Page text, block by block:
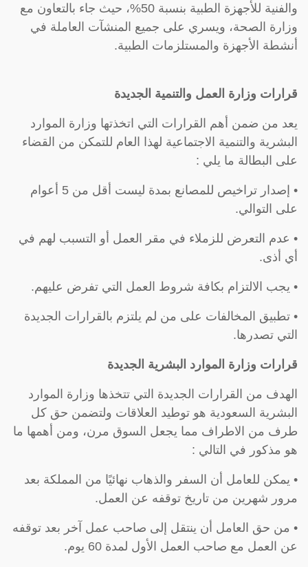
والفنية للأجهزة الطبية بنسبة 50%، حيث جاء بالتعاون مع
وزارة الصحة، ويسري على جميع المنشآت العاملة في
أنشطة الأجهزة والمستلزمات الطبية.
قرارات وزارة العمل والتنمية الجديدة
يعد من ضمن أهم القرارات التي اتخذتها وزارة الموارد
البشرية والتنمية الاجتماعية لهذا العام للتمكن من القضاء
على البطالة ما يلي :
• إصدار تراخيص للمصانع بمدة ليست أقل من 5 أعوام
على التوالي.
• عدم التعرض للزملاء في مقر العمل أو التسبب لهم في
أي أذى.
• يجب الالتزام بكافة شروط العمل التي تفرض عليهم.
• تطبيق المخالفات على من لم يلتزم بالقرارات الجديدة
التي تصدرها.
قرارات وزارة الموارد البشرية الجديدة
الهدف من القرارات الجديدة التي تتخذها وزارة الموارد
البشرية السعودية هو توطيد العلاقات ولتضمن حق كل
طرف من الاطراف مما يجعل السوق مرن، ومن أهمها ما
هو مذكور في التالي :
• يمكن للعامل أن السفر والذهاب نهائيًا من المملكة بعد
مرور شهرين من تاريخ توقفه عن العمل.
• من حق العامل أن ينتقل إلى صاحب عمل آخر بعد توقفه
عن العمل مع صاحب العمل الأول لمدة 60 يوم.